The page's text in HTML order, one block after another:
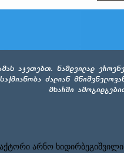
არნო ხიდირბეგიშვილი